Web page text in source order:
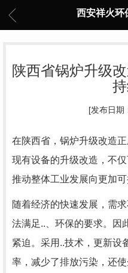
西安祥火环
陕西省锅炉升级
[发布日期
在陕西省，锅炉升级改造
现有设备的升级改造，不
推动整体工业发展向更加可
随着经济的快速发展，需
法满足..、环保的要求。因
紧迫。采用..技术，更新设
率，减少了排放污染，还使